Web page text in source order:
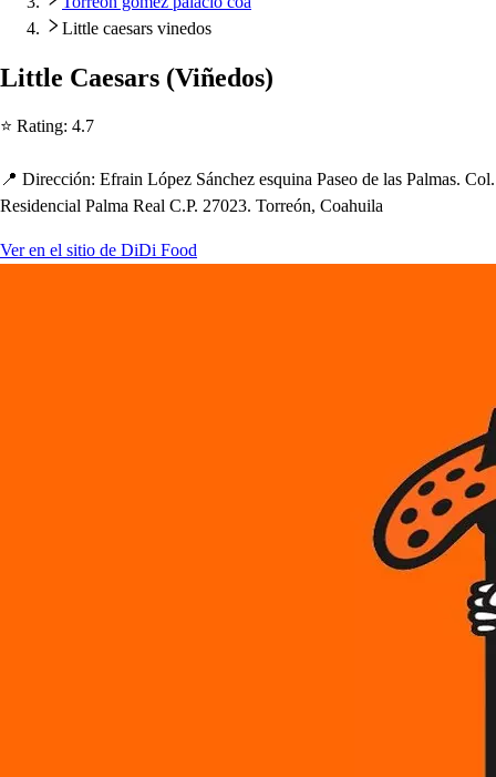
Little caesars vinedos
Little Caesars (Viñedos)
⭐ Rating: 4.7
📍 Dirección: Efrain López Sánchez esquina Paseo de las Palmas. Col.
Residencial Palma Real C.P. 27023. Torreón, Coahuila
Ver en el sitio de DiDi Food